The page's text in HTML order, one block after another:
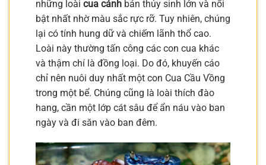
những loài cua cảnh bán thủy sinh lớn và nổi
bật nhất nhờ màu sắc rực rỡ. Tuy nhiên, chúng
lại có tính hung dữ và chiếm lãnh thổ cao.
Loài này thường tấn công các con cua khác
và thậm chí là đồng loại. Do đó, khuyến cáo
chỉ nên nuôi duy nhất một con Cua Cầu Vồng
trong một bể. Chúng cũng là loài thích đào
hang, cần một lớp cát sâu để ẩn náu vào ban
ngày và đi săn vào ban đêm.